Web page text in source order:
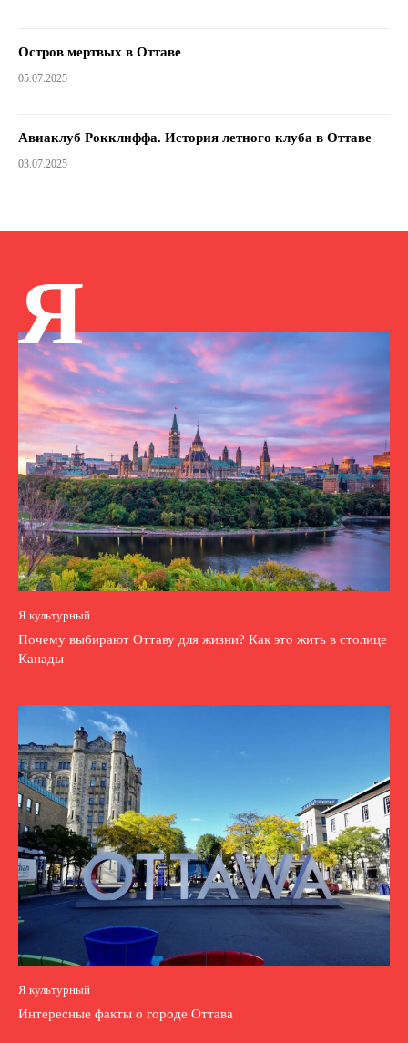
Остров мертвых в Оттаве
05.07.2025
Авиаклуб Рокклиффа. История летного клуба в Оттаве
03.07.2025
Я
Я культурный
Почему выбирают Оттаву для жизни? Как это жить в столице
Канады
Я культурный
Интересные факты о городе Оттава